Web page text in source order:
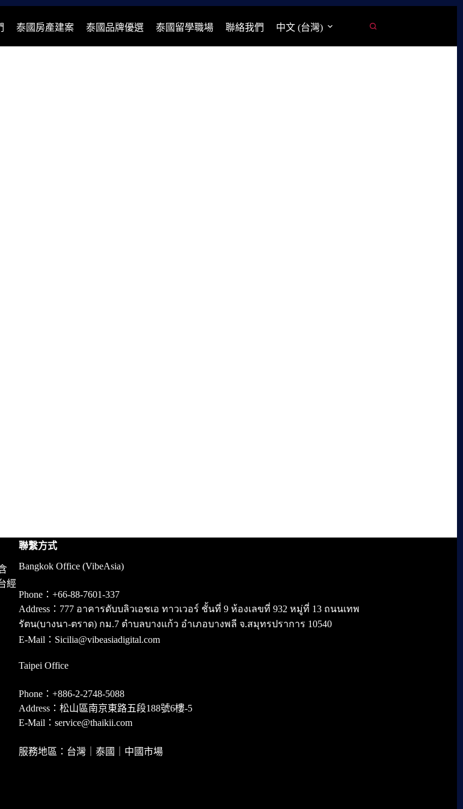
泰國房產建案 泰國品牌優選 泰國留學職場 聯絡我們 中文 (台灣)
經
聯繫方式
Bangkok Office (VibeAsia)
Phone：+66-88-7601-337
Address：777 อาคารดับบลิวเอชเอ ทาวเวอร์ ชั้นที่ 9 ห้องเลขที่ 932 หมู่ที่ 13 ถนนเทพ
รัตน(บางนา-ตราด) กม.7 ตำบลบางแก้ว อำเภอบางพลี จ.สมุทรปราการ 10540
E-Mail：Sicilia@vibeasiadigital.com
Taipei Office
Phone：+886-2-2748-5088
Address：松山區南京東路五段188號6樓-5
E-Mail：service@thaikii.com
服務地區：台灣｜泰國｜中國市場